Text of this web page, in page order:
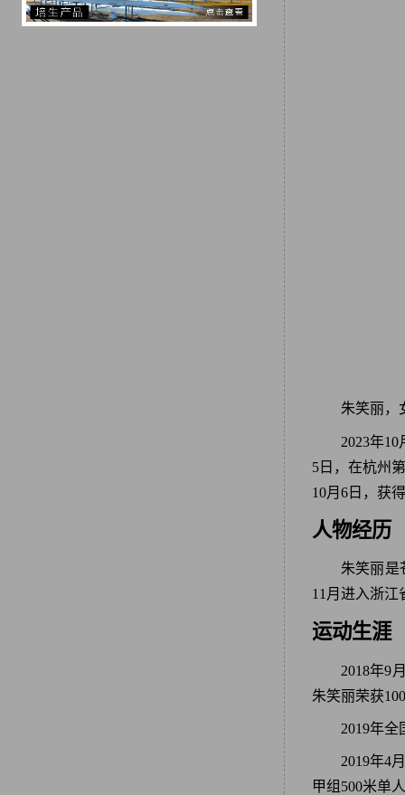
朱笑丽，
2023年
5日，在杭州
10月6日，获
人物经历
朱笑丽是
11月进入浙江
运动生涯
2018年9
朱笑丽荣获
2019年
2019年4
甲组500米单